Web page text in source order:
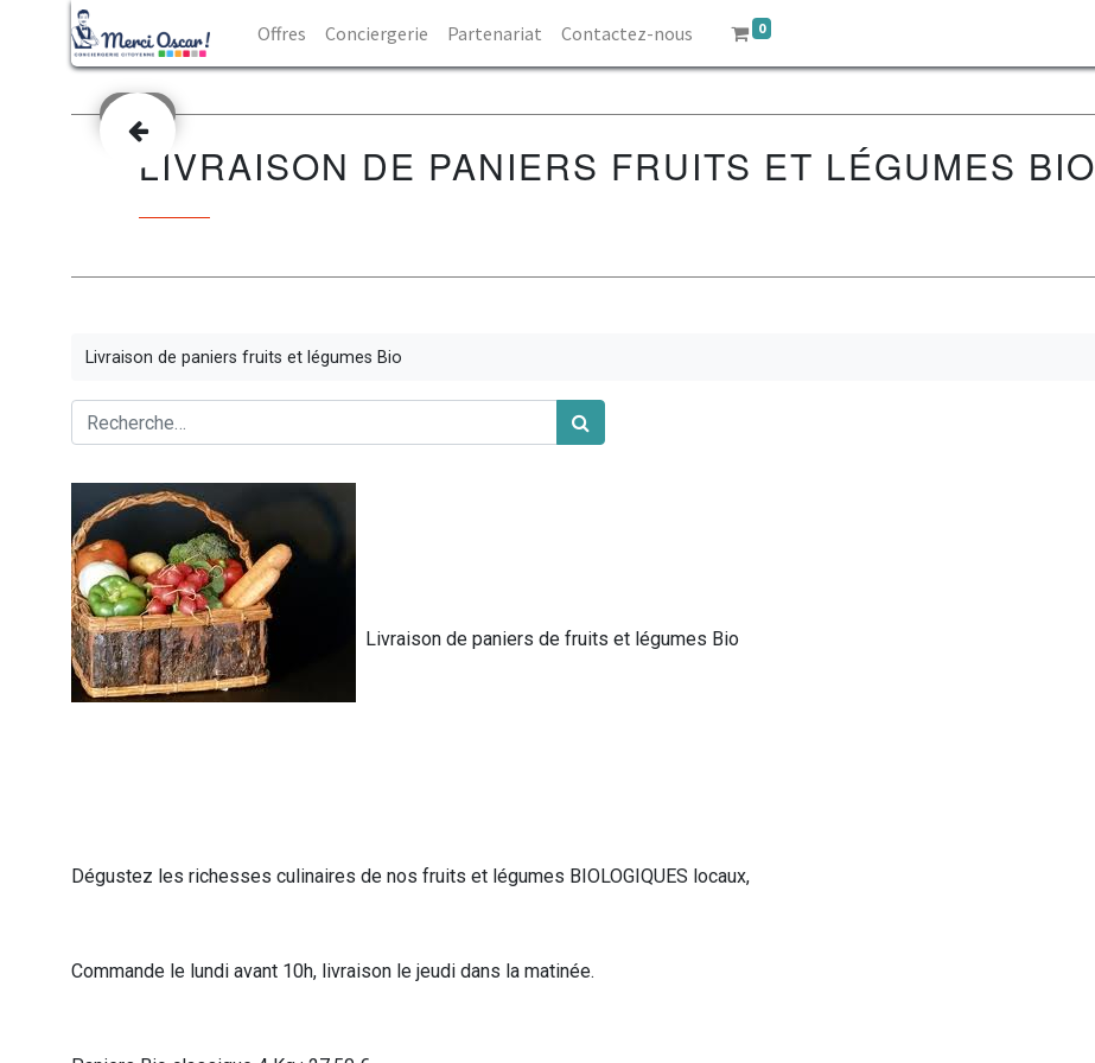
Offres Conciergerie Partenariat Contactez-nous 0
Précédent
LIVRAISON DE PANIERS FRUITS ET LÉGUMES BIO
Livraison de paniers fruits et légumes Bio
Livraison de paniers de fruits et légumes Bio
Dégustez les richesses culinaires de nos fruits et légumes BIOLOGIQUES locaux,
Commande le lundi avant 10h, livraison le jeudi dans la matinée.